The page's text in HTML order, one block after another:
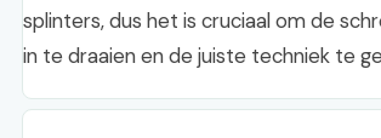
splinters, dus het is cruciaal om de
in te draaien en de juiste techniek te